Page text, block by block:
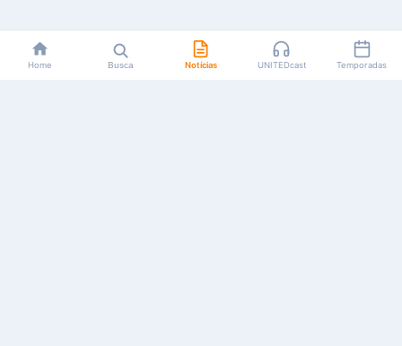
Home Busca Notícias UNITEDcast Temporadas